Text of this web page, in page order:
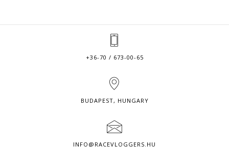
+36-70 / 673-00-65
BUDAPEST, HUNGARY
INFO@RACEVLOGGERS.HU